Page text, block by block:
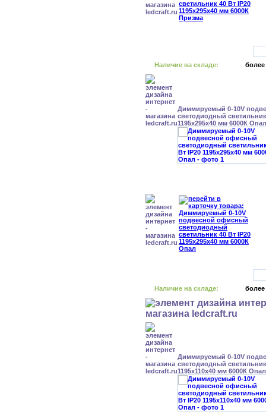
Наличие на складе: более
Диммируемый 0-10V
светодиодный
1195x295x40 мм 6000К Опал
Наличие на складе: более
Диммируемый 0-10V
светодиодный
1195x110x40 мм 6000К Опал